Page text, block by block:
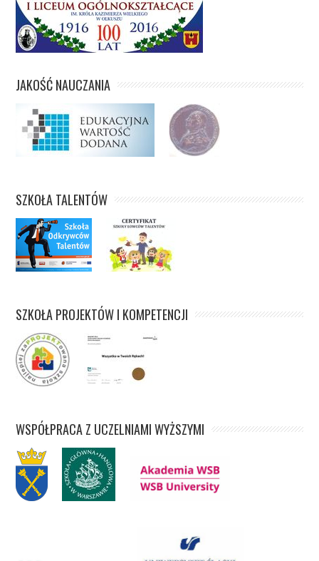
JAKOŚĆ NAUCZANIA
SZKOŁA TALENTÓW
SZKOŁA PROJEKTÓW I KOMPETENCJI
WSPÓŁPRACA Z UCZELNIAMI WYŻSZYMI